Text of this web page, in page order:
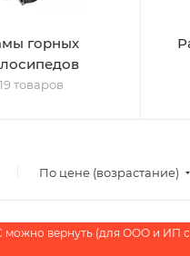
горных
19 товаров
По цене (возрастание)
можно вернуть (для ООО и ИП с